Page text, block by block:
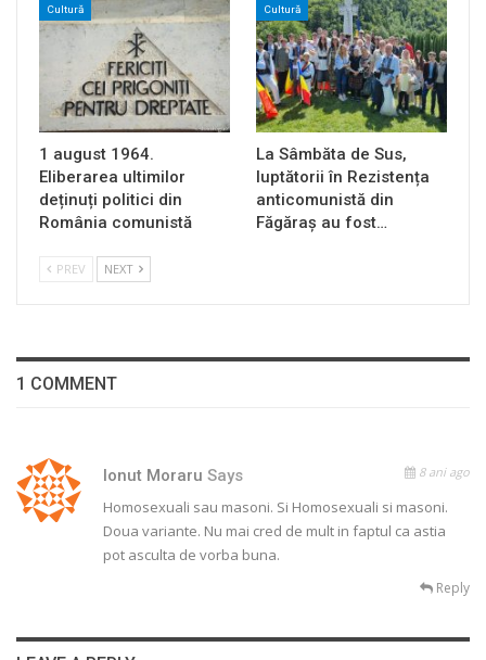
Cultură
1 august 1964.
Eliberarea ultimilor
deținuți politici din
România comunistă
Cultură
La Sâmbăta de Sus,
luptătorii în Rezistența
anticomunistă din
Făgăraș au fost…
PREV NEXT
1 COMMENT
Ionut Moraru Says 8 ani ago
Homosexuali sau masoni. Si Homosexuali si masoni.
Doua variante. Nu mai cred de mult in faptul ca astia
pot asculta de vorba buna.
Reply